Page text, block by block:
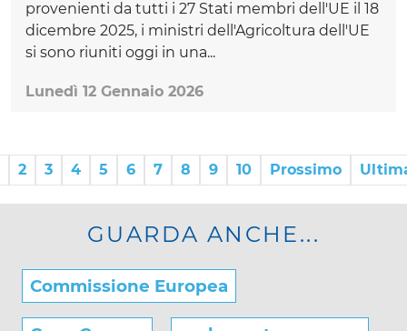
provenienti da tutti i 27 Stati membri dell'UE il 18
dicembre 2025, i ministri dell'Agricoltura dell'UE
si sono riuniti oggi in una...
Lunedì 12 Gennaio 2026
2 3 4 5 6 7 8 9 10 Prossimo
GUARDA ANCHE...
Commissione Europea